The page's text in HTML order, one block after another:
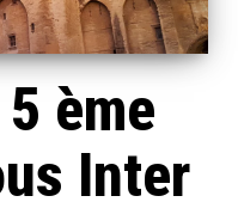
ème
Inter